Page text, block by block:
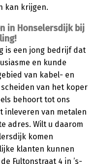
kan krijgen.
in Honselersdijk bij
is een jong bedrijf dat
en kunde
van kabel- en
van het koper
behoort tot ons
inleveren van metalen
adres. Wilt u daarom
komen
klanten kunnen
Fultonstraat 4 in ’s-